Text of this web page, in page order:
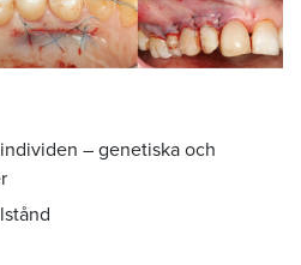
– genetiska och